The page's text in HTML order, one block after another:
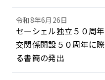
令和8年6月26日
セーシェル独立５０周
交関係開設５０周年に
る書簡の発出